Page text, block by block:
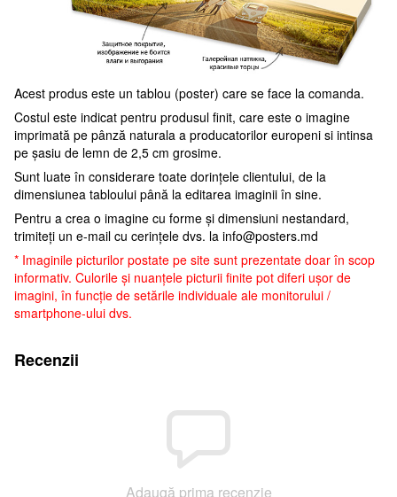
Acest produs este un tablou (poster) care se face la comanda.
Costul este indicat pentru produsul finit, care este o imagine
imprimată pe pânză naturala a producatorilor europeni si intinsa
pe șasiu de lemn de 2,5 cm grosime.
Sunt luate în considerare toate dorințele clientului, de la
dimensiunea tabloului până la editarea imaginii în sine.
Pentru a crea o imagine cu forme și dimensiuni nestandard,
trimiteți un e-mail cu cerințele dvs. la info@posters.md
* Imaginile picturilor postate pe site sunt prezentate doar în scop
informativ. Culorile și nuanțele picturii finite pot diferi ușor de
imagini, în funcție de setările individuale ale monitorului /
smartphone-ului dvs.
Recenzii
Adaugă prima recenzie